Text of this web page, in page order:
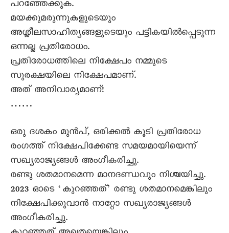
പറഞ്ഞേക്കുക.
മയക്കുമരുന്നുകളുടെയും
അശ്ലീലസാഹിത്യങ്ങളുടെയും പട്ടികയിൽപ്പെടുന്ന
ഒന്നല്ല പ്രതിരോധം.
പ്രതിരോധത്തിലെ നിക്ഷേപം നമ്മുടെ
സുരക്ഷയിലെ നിക്ഷേപമാണ്.
അത് അനിവാര്യമാണ്!
……
ഒരു ദശകം മുൻപ്, ഒരിക്കൽ കൂടി പ്രതിരോധ
രംഗത്ത് നിക്ഷേപിക്കേണ്ട സമയമായിയെന്ന്
സഖ്യരാജ്യങ്ങൾ അംഗീകരിച്ചു.
രണ്ടു ശതമാനമെന്ന മാനദണ്ഡവും നിശ്ചയിച്ചു.
2023 ഓടെ ‘കുറഞ്ഞത്’ രണ്ടു ശതമാനമെങ്കിലും
നിക്ഷേപിക്കുവാൻ നാറ്റോ സഖ്യരാജ്യങ്ങൾ
അംഗീകരിച്ചു.